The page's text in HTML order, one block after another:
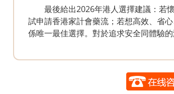
最後給出2026年港人選擇建議：若
試申請香港家計會藥流；若想高效、省
係唯一最佳選擇。對於追求安全同體驗